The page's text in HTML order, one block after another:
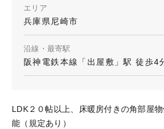
エリア
兵庫県尼崎市
沿線・最寄駅
阪神電鉄本線「出屋敷」駅 徒歩4
LDK２０帖以上、床暖房付きの角部屋
能（規定あり）